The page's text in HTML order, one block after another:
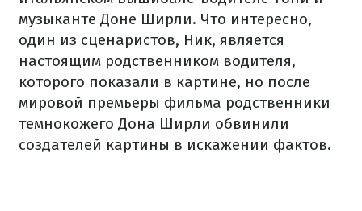
музыканте Доне Ширли. Что интересно,
один из сценаристов, Ник, является
настоящим родственником водителя,
которого показали в картине, но после
мировой премьеры фильма родственники
темнокожего Дона Ширли обвинили
создателей картины в искажении фактов.